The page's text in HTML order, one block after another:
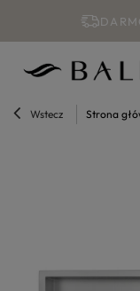
Wstecz Strona